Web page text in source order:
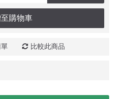
購物車
比較此商品